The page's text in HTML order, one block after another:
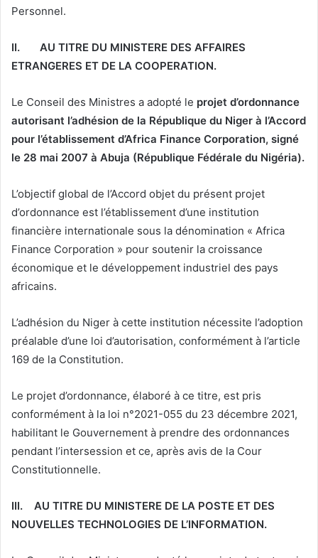
Personnel.
II. AU TITRE DU MINISTERE DES AFFAIRES
ETRANGERES ET DE LA COOPERATION.
Le Conseil des Ministres a adopté le projet d’ordonnance
autorisant l’adhésion de la République du Niger à l’Accord
pour l’établissement d’Africa Finance Corporation, signé
le 28 mai 2007 à Abuja (République Fédérale du Nigéria).
L’objectif global de l’Accord objet du présent projet
d’ordonnance est l’établissement d’une institution
financière internationale sous la dénomination « Africa
Finance Corporation » pour soutenir la croissance
économique et le développement industriel des pays
africains.
L’adhésion du Niger à cette institution nécessite l’adoption
préalable d’une loi d’autorisation, conformément à l’article
169 de la Constitution.
Le projet d’ordonnance, élaboré à ce titre, est pris
conformément à la loi n°2021-055 du 23 décembre 2021,
habilitant le Gouvernement à prendre des ordonnances
pendant l’intersession et ce, après avis de la Cour
Constitutionnelle.
III. AU TITRE DU MINISTERE DE LA POSTE ET DES
NOUVELLES TECHNOLOGIES DE L’INFORMATION.